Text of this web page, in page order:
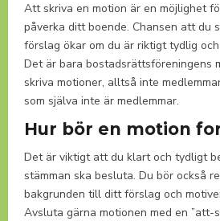
Att skriva en motion är en möjlighet
påverka ditt boende. Chansen att du
förslag ökar om du är riktigt tydlig
Det är bara bostadsrättsföreningens
skriva motioner, alltså inte
som själva inte är medlemmar.
Hur bör en motion
Det är viktigt att du klart och tydligt
stämman ska besluta. Du bör också
bakgrunden till ditt förslag och
Avsluta gärna motionen med en ”att-